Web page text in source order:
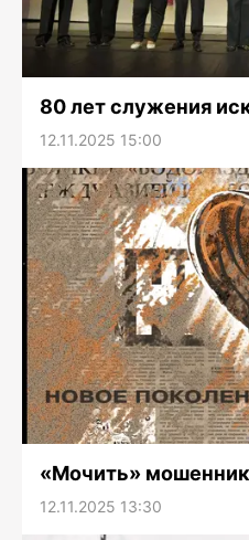
80 лет служения
12.11.2025 15:00
«Мочить»
12.11.2025 13:30